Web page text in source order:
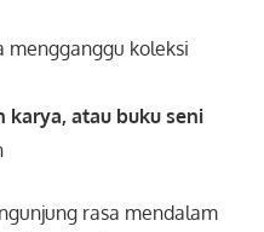
koleksi
karya, atau buku seni
rasa mendalam